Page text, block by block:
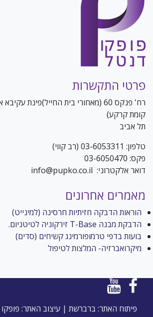
פרטי התקשרות
רח' פנקס 60 (מאחורי בית החייל)פינת
קומת קרקע)
תל אביב
טלפון: 03-6053311 (רב קווי)
פקס: 03-6050470
דואר אלקטרוני: info@pupko.co.il
שם מלא (שדה חובה)
מאמרים אחרונים
הוראות הדבקה חזיתיות חרסינה (למינייט)
הדבקת מבנה T-Base זירקוניה לטיטניום.
בועות בדפי טרמופורמינג קשיחים (סדים)
מיקרואברזיה- המלצות לטיפול
פיתוח האתר: ברברשת | עיצוב האתר: